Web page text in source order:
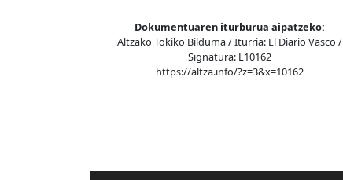
Dokumentuaren iturburua aipatzeko:
Altzako Tokiko Bilduma / Iturria: El Diario Vasco /
Signatura: L10162
https://altza.info/?z=3&x=10162